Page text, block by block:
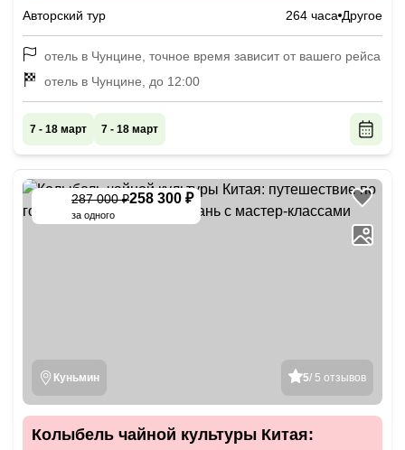
Авторский тур 264 часа Другое
отель в Чунцине, точное время зависит от вашего рейса
отель в Чунцине, до 12:00
7 - 18 март 7 - 18 март
287 000 ₽258 300 ₽
за одного
5/ 5 отзывов
Куньмин
Колыбель чайной культуры Китая: